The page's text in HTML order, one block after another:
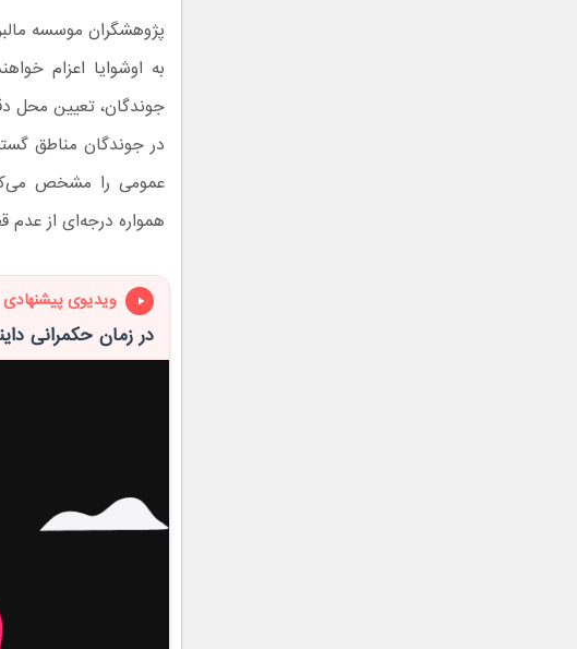
پژوهشگران موسسه
به اوشوایا اعزام
جوندگان، تعیین محل
در جوندگان مناطق
عمومی را مشخص
همواره درجه‌ای از عدم
ویدیوی پیشنهادی
در زمان حکمرانی